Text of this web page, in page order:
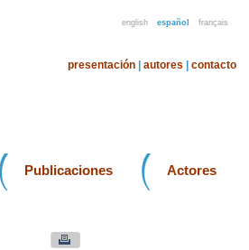
english español français
presentación autores contacto
Publicaciones Actores